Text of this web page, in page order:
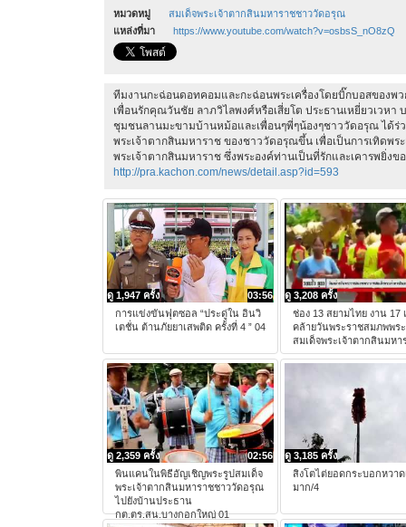
หมวดหมู่
สมเด็จพระเจ้าตากสินมหาราชชาววัดอรุณ
แหล่งที่มา
https://www.youtube.com/watch?v=osbsS_nO8zQ
ทีมงานกะฉ่อนดอทคอมและกะฉ่อนพระเครื่องโดยบิ๊กบอสของพ
เพื่อนรักคุณวันชัย ลาภวิไลพงศ์หรือเสี่ยโต ประธานเหยี่ยวเวหา
ชุมชนลานมะขามบ้านหม้อและเพื่อนๆพี่ๆน้องๆชาววัดอรุณ ได้ร่
พระเจ้าตากสินมหาราช ของชาววัดอรุณขึ้น เพื่อเป็นการเทิดพร
พระเจ้าตากสินมหาราช ซึ่งพระองค์ท่านเป็นที่รักและเคารพยิ่งข
http://pra.kachon.com/news/detail.asp?id=593
03:56
ดู 1,947 ครั้ง
การแข่งขันฟุตซอล “ประดู่ใน อินวิ
เตชั่น ต้านภัยยาเสพติด ครั้งที่ 4 ” 04
ดู 3,208 ครั้ง
ช่อง 13 สยามไทย งาน 17
คล้ายวันพระราชสมภพพร
สมเด็จพระเจ้าตากสินมหา
02:56
ดู 2,359 ครั้ง
พินแคนในพิธีอัญเชิญพระรูปสมเด็จ
พระเจ้าตากสินมหาราชชาววัดอรุณ
ไปยังบ้านประธาน
กต.ตร.สน.บางกอกใหญ่ 01
ดู 3,185 ครั้ง
สิงโตไต่ยอดกระบอกหวาด
มาก/4